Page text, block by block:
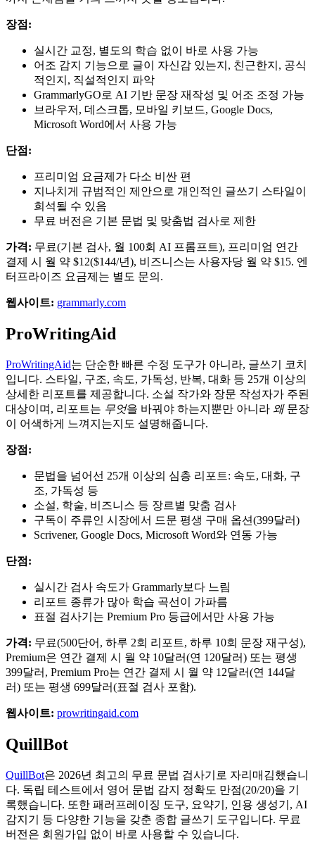
장점:
실시간 교정, 별도의 학습 없이 바로 사용 가능
어조 감지 기능으로 글이 자신감 있는지, 친근한지, 공식
적인지, 직설적인지 파악
GrammarlyGO로 AI 기반 문장 재작성 및 어조 조정 가능
브라우저, 데스크톱, 모바일 키보드, Google Docs,
Microsoft Word에서 사용 가능
단점:
프리미엄 요금제가 다소 비싼 편
지나치게 규범적인 제안으로 개인적인 글쓰기 스타일이
희석될 수 있음
무료 버전은 기본 문법 및 맞춤법 검사로 제한
가격: 무료(기본 검사, 월 100회 AI 프롬프트), 프리미엄 연간
결제 시 월 약 $12($144/년), 비즈니스는 사용자당 월 약 $15. 엔
터프라이즈 요금제는 별도 문의.
웹사이트: grammarly.com
ProWritingAid
ProWritingAid는 단순한 빠른 수정 도구가 아니라, 글쓰기 코치
입니다. 스타일, 구조, 속도, 가독성, 반복, 대화 등 25개 이상의
상세한 리포트를 제공합니다. 소설 작가와 장문 작성자가 주된
대상이며, 리포트는 무엇을 바꿔야 하는지뿐만 아니라 왜문장
이 어색하게 느껴지는지도 설명해줍니다.
장점:
문법을 넘어선 25개 이상의 심층 리포트: 속도, 대화, 구
조, 가독성 등
소설, 학술, 비즈니스 등 장르별 맞춤 검사
구독이 주류인 시장에서 드문 평생 구매 옵션(399달러)
Scrivener, Google Docs, Microsoft Word와 연동 가능
단점:
실시간 검사 속도가 Grammarly보다 느림
리포트 종류가 많아 학습 곡선이 가파름
표절 검사기는 Premium Pro 등급에서만 사용 가능
가격: 무료(500단어, 하루 2회 리포트, 하루 10회 문장 재구성),
Premium은 연간 결제 시 월 약 10달러(연 120달러) 또는 평생
399달러, Premium Pro는 연간 결제 시 월 약 12달러(연 144달
러) 또는 평생 699달러(표절 검사 포함).
웹사이트: prowritingaid.com
QuillBot
QuillBot은 2026년 최고의 무료 문법 검사기로 자리매김했습니
다. 독립 테스트에서 영어 문법 감지 정확도 만점(20/20)을 기
록했습니다. 또한 패러프레이징 도구, 요약기, 인용 생성기, AI
감지기 등 다양한 기능을 갖춘 종합 글쓰기 도구입니다. 무료
버전은 회원가입 없이 바로 사용할 수 있습니다.